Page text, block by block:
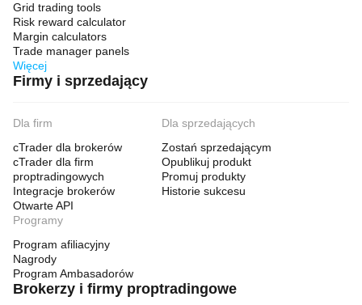
Grid trading tools
Risk reward calculator
Margin calculators
Trade manager panels
Więcej
Firmy i sprzedający
Dla firm
cTrader dla brokerów
cTrader dla firm
proptradingowych
Integracje brokerów
Otwarte API
Dla sprzedających
Zostań sprzedającym
Opublikuj produkt
Promuj produkty
Historie sukcesu
Programy
Program afiliacyjny
Nagrody
Program Ambasadorów
Brokerzy i firmy proptradingowe